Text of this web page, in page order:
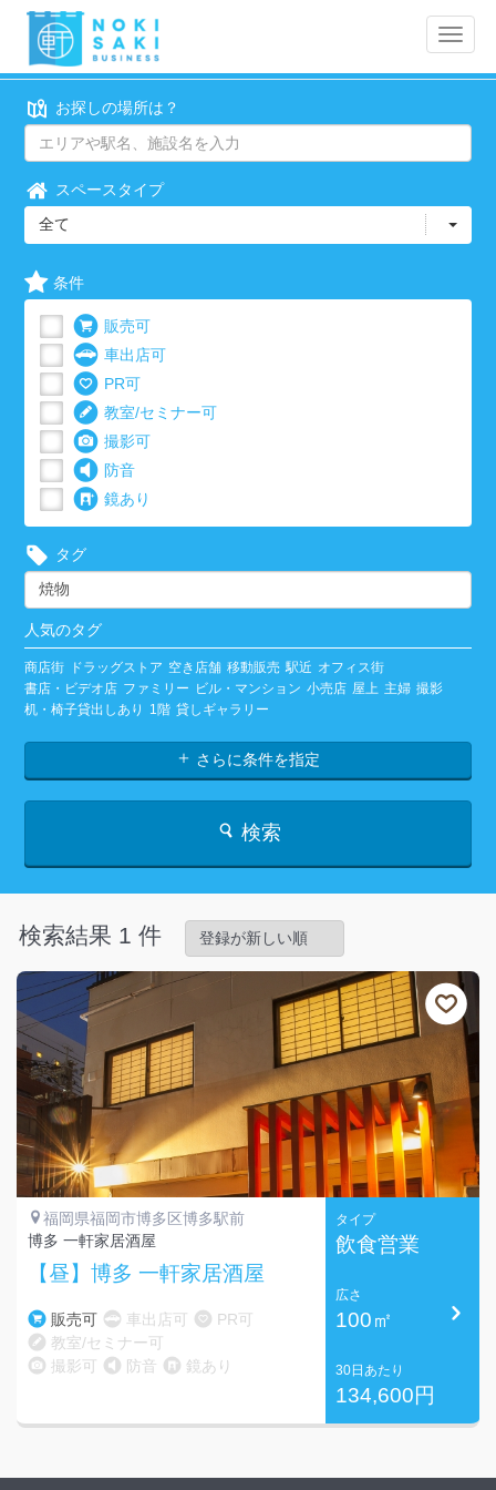
Toggle
お探しの場所は？
スペースタイプ
全て
条件
販売可
車出店可
PR可
教室/セミナー可
撮影可
防音
鏡あり
タグ
人気のタグ
商店街 ドラッグストア 空き店舗 移動販売 駅近 オフィス街
書店・ビデオ店 ファミリー ビル・マンション 小売店 屋上 主婦 撮影
机・椅子貸出しあり
1階 貸しギャラリー
さらに条件を指定
検索
検索結果 1 件
福岡県福岡市博多区博多駅前
博多 一軒家居酒屋
【昼】博多 一軒家居酒屋
販売可 車出店可
PR可
教室/セミナー可
撮影可
防音 鏡あり
タイプ
飲食営業
広さ
100㎡
30日あたり
134,600円